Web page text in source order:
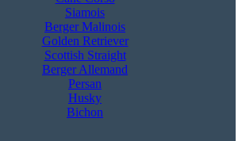
Siamois
Berger Malinois
Golden Retriever
Scottish Straight
Berger Allemand
Persan
Husky
Bichon